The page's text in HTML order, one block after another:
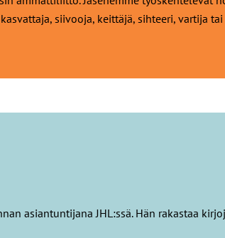
siivooja, keittäjä, sihteeri, vartija
asiantuntijana JHL:ssä. Hän rakastaa